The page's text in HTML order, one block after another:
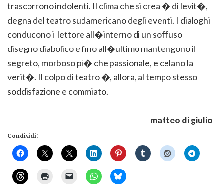
trascorrono indolenti. Il clima che si crea � di levit�,
degna del teatro sudamericano degli eventi. I dialoghi
conducono il lettore all�interno di un soffuso
disegno diabolico e fino all�ultimo mantengono il
segreto, morboso pi� che passionale, e celano la
verit�. Il colpo di teatro �, allora, al tempo stesso
soddisfazione e commiato.
matteo di giulio
Condividi: